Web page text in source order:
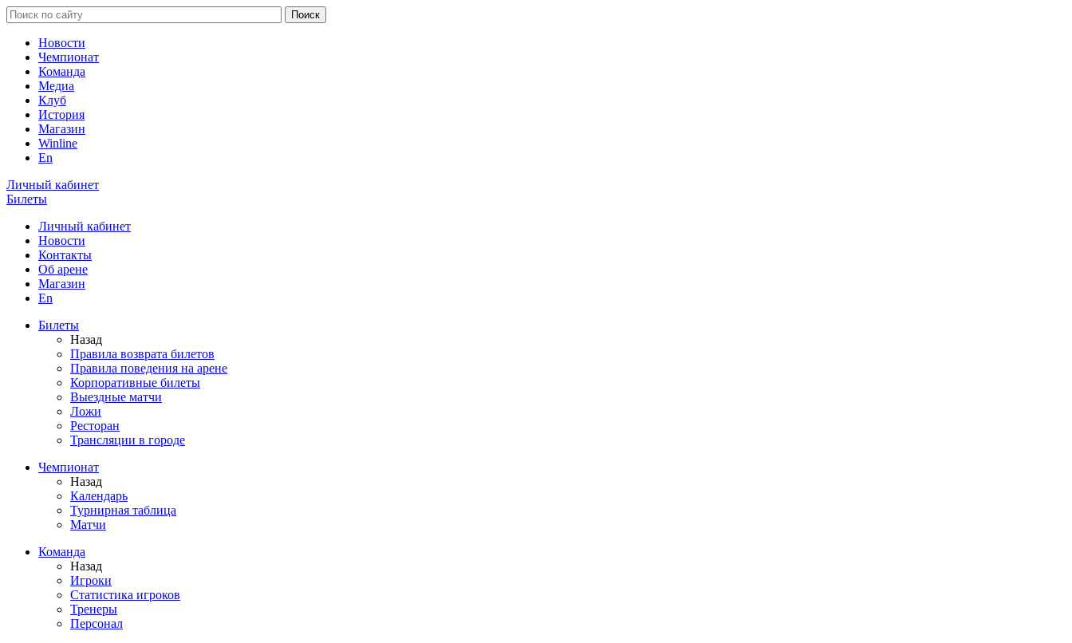
Новости
Чемпионат
Команда
Медиа
Клуб
История
Магазин
Winline
En
Личный кабинет
Билеты
Личный кабинет
Новости
Контакты
Об арене
Магазин
En
Билеты
Назад
Правила возврата билетов
Правила поведения на арене
Корпоративные билеты
Выездные матчи
Ложи
Ресторан
Трансляции в городе
Чемпионат
Назад
Календарь
Турнирная таблица
Матчи
Команда
Назад
Игроки
Статистика игроков
Тренеры
Персонал